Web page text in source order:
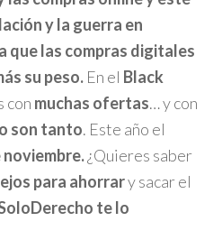
y la guerra en
que las compras digitales
su peso. En el Black
con muchas ofertas… y con
son tanto. Este año el
noviembre.¿Quieres saber
para ahorrary sacar el
te lo